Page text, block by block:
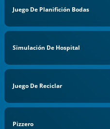
Juego De Planifición Bodas
Simulación De Hospital
Juego De Reciclar
Pizzero